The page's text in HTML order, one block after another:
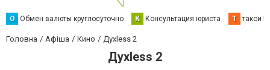
О Обмен валюты круглосуточно К Консультация юриста Т такси
Головна Афіша Кино Духless 2
Духless 2